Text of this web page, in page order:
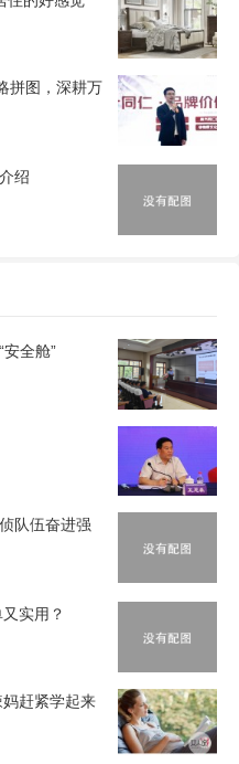
拼图，深耕万
绍
全舱”
队伍奋进强
实用？
赶紧学起来